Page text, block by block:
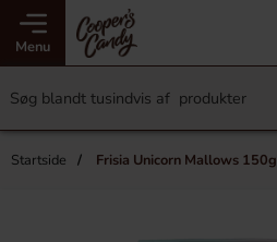
Menu
Startside Frisia Unicorn Mallows 150g